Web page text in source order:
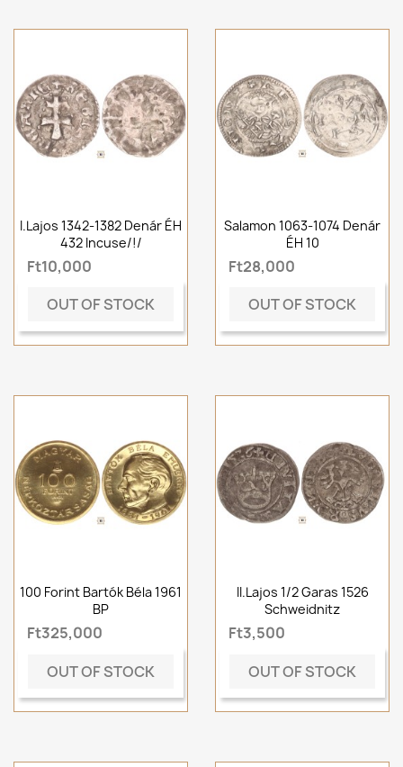
I.Lajos 1342-1382 Denár ÉH
432 Incuse/!/
Ft10,000
OUT OF STOCK
Salamon 1063-1074 Denár
ÉH 10
Ft28,000
OUT OF STOCK
100 Forint Bartók Béla 1961
BP
Ft325,000
OUT OF STOCK
II.Lajos 1/2 Garas 1526
Schweidnitz
Ft3,500
OUT OF STOCK